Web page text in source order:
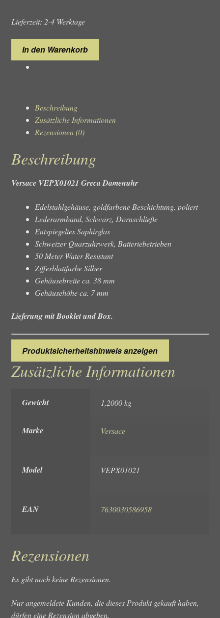
Lieferzeit: 2-4 Werktage
Versace
Greca
In den Warenkorb
Beschreibung
Zusätzliche Informationen
Rezensionen (0)
Beschreibung
Versace VEPX01021 Greca Damenuhr
Edelstahlgehäuse, goldfarbene Beschichtung, poliert
Lederarmband, Schwarz, Dornschließe
Entspiegeltes Saphirglas
Schweizer Quarzuhrwerk, Batteriebetrieben
50 Meter Water Resistant
Zifferblattfarbe Silber
Gehäusebreite ca. 38 mm
Gehäusehöhe ca. 7 mm
Lieferung mit Booklet und Box.
Produktsicherheitshinweis anzeigen
Zusätzliche Informationen
Gewicht 1,2000 kg
Marke Versace
Model VEPX01021
EAN 7630030586958
Rezensionen
Es gibt noch keine Rezensionen.
Nur angemeldete Kunden, die dieses Produkt gekauft haben,
dürfen eine Rezension abgeben.